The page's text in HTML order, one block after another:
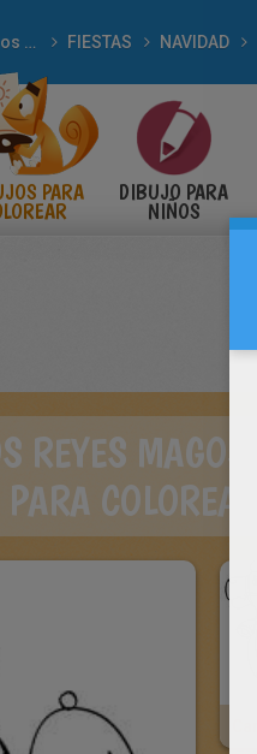
FIESTAS NAVIDAD
MAGOS oriente
PARA DIBUJO PARA
NIÑOS
REYES MAGOS
PARA COLOREAR